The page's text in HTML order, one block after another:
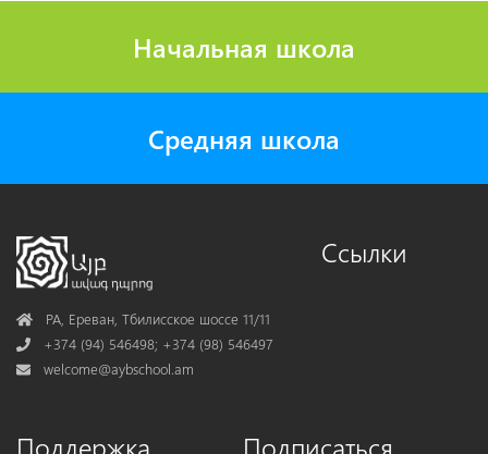
Начальная школа
Средняя школа
AddressРА, Ереван, Тбилисское шоссе 11/11
Phone+374 (94) 546498; +374 (98) 546497
Mail
welcome@aybschool.am
Ссылки
Поддержка Подписаться